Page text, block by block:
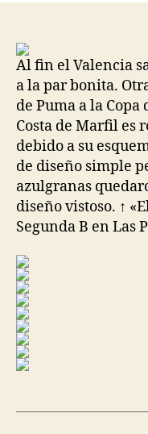
Al fin el Valencia
a la par bonita.
de Puma a la
Costa de Marfil es
debido a su
de diseño simple
azulgranas
diseño vistoso. ↑
Segunda B en Las